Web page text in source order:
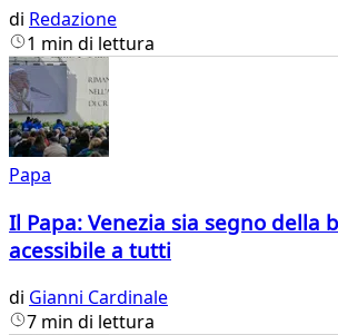
di Redazione
1 min di lettura
Papa
Il Papa: Venezia sia segno della
acessibile a tutti
di Gianni Cardinale
7 min di lettura